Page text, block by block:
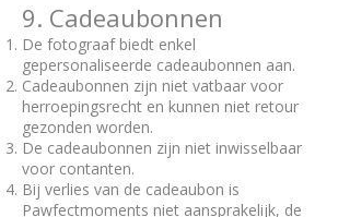
9. Cadeaubonnen
De fotograaf biedt enkel
gepersonaliseerde cadeaubonnen aan.
Cadeaubonnen zijn niet vatbaar voor
herroepingsrecht en kunnen niet retour
gezonden worden.
De cadeaubonnen zijn niet inwisselbaar
voor contanten.
Bij verlies van de cadeaubon is
Pawfectmoments niet aansprakelijk, de